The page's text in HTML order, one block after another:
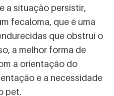
a situação persistir,
fecaloma, que é uma
que obstrui o
a melhor forma de
a orientação do
e a necessidade
pet.